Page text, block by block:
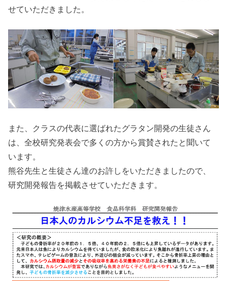
せていただきました。
また、クラスの代表に選ばれたグラタン開発の生徒さん
は、全校研究発表会で多くの方から賞賛されたと聞いて
います。
熊谷先生と生徒さん達のお許しをいただきましたので、
研究開発報告を掲載させていただきます。